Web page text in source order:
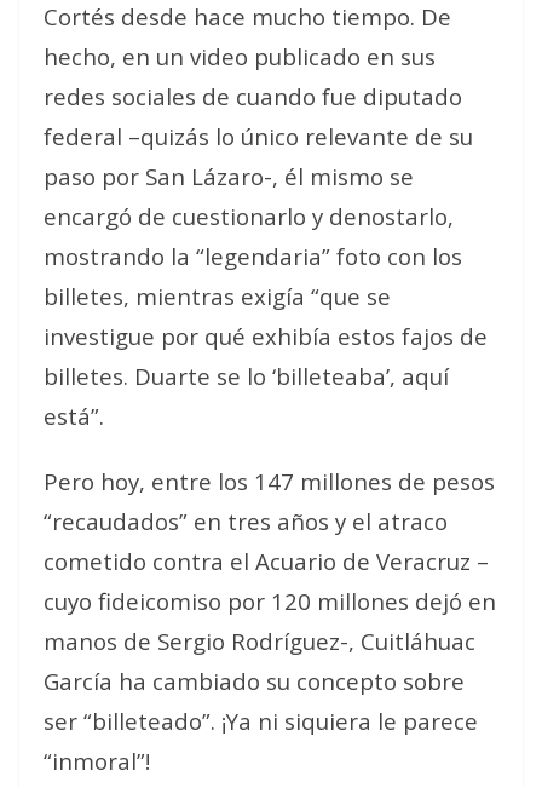
Cortés desde hace mucho tiempo. De
hecho, en un video publicado en sus
redes sociales de cuando fue diputado
federal –quizás lo único relevante de su
paso por San Lázaro-, él mismo se
encargó de cuestionarlo y denostarlo,
mostrando la “legendaria” foto con los
billetes, mientras exigía “que se
investigue por qué exhibía estos fajos de
billetes. Duarte se lo ‘billeteaba’, aquí
está”.
Pero hoy, entre los 147 millones de pesos
“recaudados” en tres años y el atraco
cometido contra el Acuario de Veracruz –
cuyo fideicomiso por 120 millones dejó en
manos de Sergio Rodríguez-, Cuitláhuac
García ha cambiado su concepto sobre
ser “billeteado”. ¡Ya ni siquiera le parece
“inmoral”!